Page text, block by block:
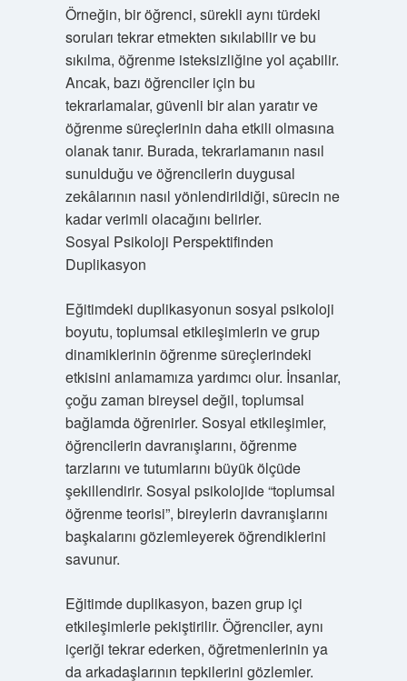
Örneğin, bir öğrenci, sürekli aynı türdeki
soruları tekrar etmekten sıkılabilir ve bu
sıkılma, öğrenme isteksizliğine yol açabilir.
Ancak, bazı öğrenciler için bu
tekrarlamalar, güvenli bir alan yaratır ve
öğrenme süreçlerinin daha etkili olmasına
olanak tanır. Burada, tekrarlamanın nasıl
sunulduğu ve öğrencilerin duygusal
zekâlarının nasıl yönlendirildiği, sürecin ne
kadar verimli olacağını belirler.
Sosyal Psikoloji Perspektifinden
Duplikasyon
Eğitimdeki duplikasyonun sosyal psikoloji
boyutu, toplumsal etkileşimlerin ve grup
dinamiklerinin öğrenme süreçlerindeki
etkisini anlamamıza yardımcı olur. İnsanlar,
çoğu zaman bireysel değil, toplumsal
bağlamda öğrenirler. Sosyal etkileşimler,
öğrencilerin davranışlarını, öğrenme
tarzlarını ve tutumlarını büyük ölçüde
şekillendirir. Sosyal psikolojide “toplumsal
öğrenme teorisi”, bireylerin davranışlarını
başkalarını gözlemleyerek öğrendiklerini
savunur.
Eğitimde duplikasyon, bazen grup içi
etkileşimlerle pekiştirilir. Öğrenciler, aynı
içeriği tekrar ederken, öğretmenlerinin ya
da arkadaşlarının tepkilerini gözlemler.